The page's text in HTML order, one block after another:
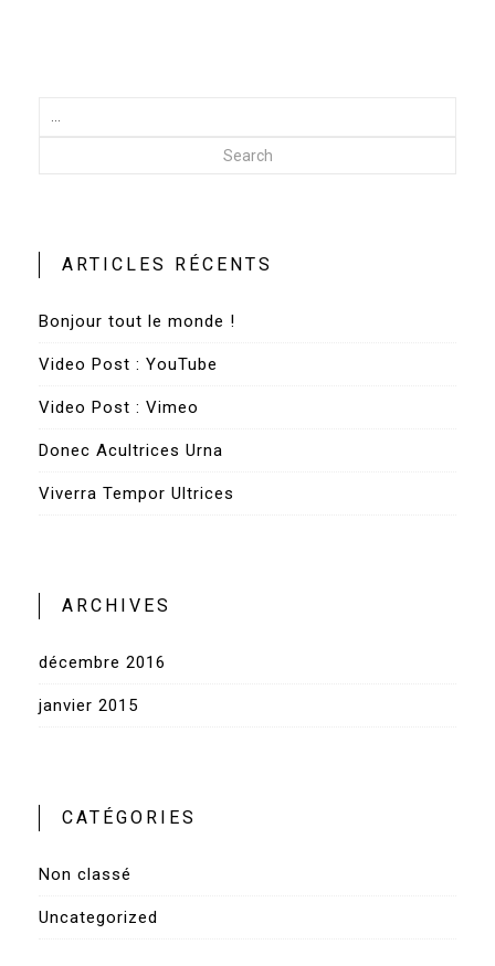
Search
ARTICLES RÉCENTS
Bonjour tout le monde !
Video Post : YouTube
Video Post : Vimeo
Donec Acultrices Urna
Viverra Tempor Ultrices
ARCHIVES
décembre 2016
janvier 2015
CATÉGORIES
Non classé
Uncategorized